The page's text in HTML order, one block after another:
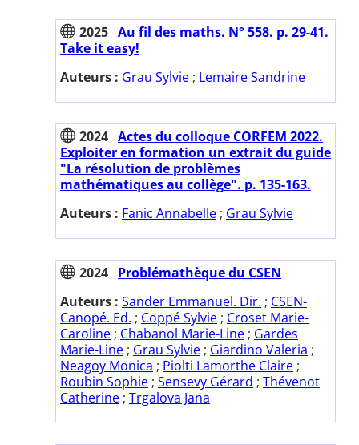
2025 Au fil des maths. N° 558. p. 29-41.
Take it easy!
Auteurs : Grau Sylvie ; Lemaire Sandrine
2024 Actes du colloque CORFEM 2022.
Exploiter en formation un extrait du guide
"La résolution de problèmes
mathématiques au collège". p. 135-163.
Auteurs : Fanic Annabelle ; Grau Sylvie
2024 Problémathèque du CSEN
Auteurs : Sander Emmanuel. Dir. ; CSEN-
Canopé. Ed. ; Coppé Sylvie ; Croset Marie-
Caroline ; Chabanol Marie-Line ; Gardes
Marie-Line ; Grau Sylvie ; Giardino Valeria ;
Neagoy Monica ; Piolti Lamorthe Claire ;
Roubin Sophie ; Sensevy Gérard ; Thévenot
Catherine ; Trgalova Jana